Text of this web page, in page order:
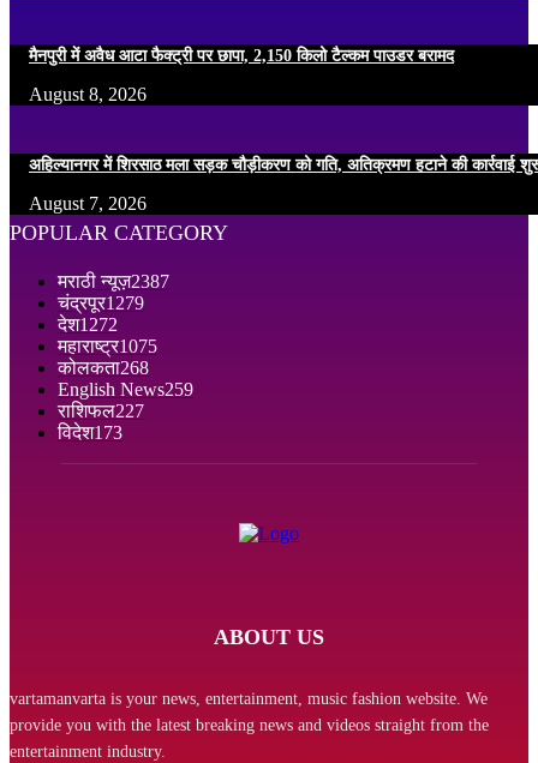
मैनपुरी में अवैध आटा फैक्ट्री पर छापा, 2,150 किलो टैल्कम पाउडर बरामद
August 8, 2026
अहिल्यानगर में शिरसाठ मला सड़क चौड़ीकरण को गति, अतिक्रमण हटाने की कार्रवाई
August 7, 2026
POPULAR CATEGORY
मराठी न्यूज़2387
चंद्रपूर1279
देश1272
महाराष्ट्र1075
कोलकता268
English News259
राशिफल227
विदेश173
ABOUT US
vartamanvarta is your news, entertainment, music fashion website. We
provide you with the latest breaking news and videos straight from the
entertainment industry.